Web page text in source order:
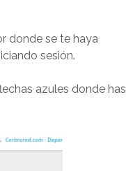
donde se te haya
sesión.
azules donde has